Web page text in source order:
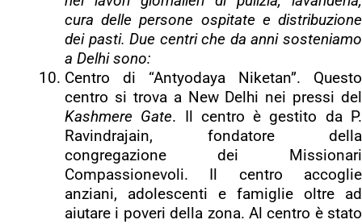
cura delle persone ospitate e distribuzione
dei pasti. Due centri che da anni sosteniamo
a Delhi sono:
Centro di “Antyodaya Niketan”. Questo
centro si trova a New Delhi nei pressi del
Kashmere Gate. Il centro è gestito da P.
Ravindrajain, fondatore della
congregazione dei Missionari
Compassionevoli. Il centro accoglie
anziani, adolescenti e famiglie oltre ad
aiutare i poveri della zona. Al centro è stato